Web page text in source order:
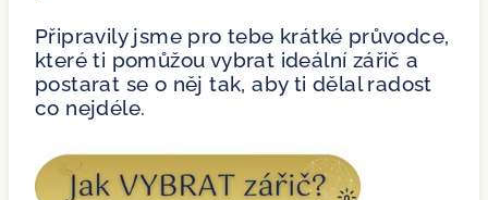
Připravily jsme pro tebe krátké průvodce,
které ti pomůžou vybrat ideální zářič a
postarat se o něj tak, aby ti dělal radost
co nejdéle.